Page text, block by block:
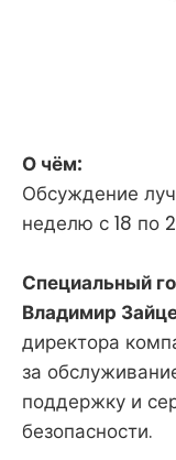
О чём:
Обсуждение
неделю с 18 по
Специальный
Владимир
директора
за
поддержку и
безопасности.